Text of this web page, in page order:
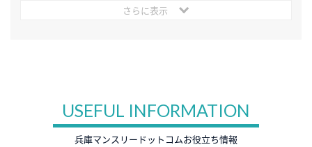
さらに表示
USEFUL INFORMATION
兵庫マンスリードットコムお役立ち情報